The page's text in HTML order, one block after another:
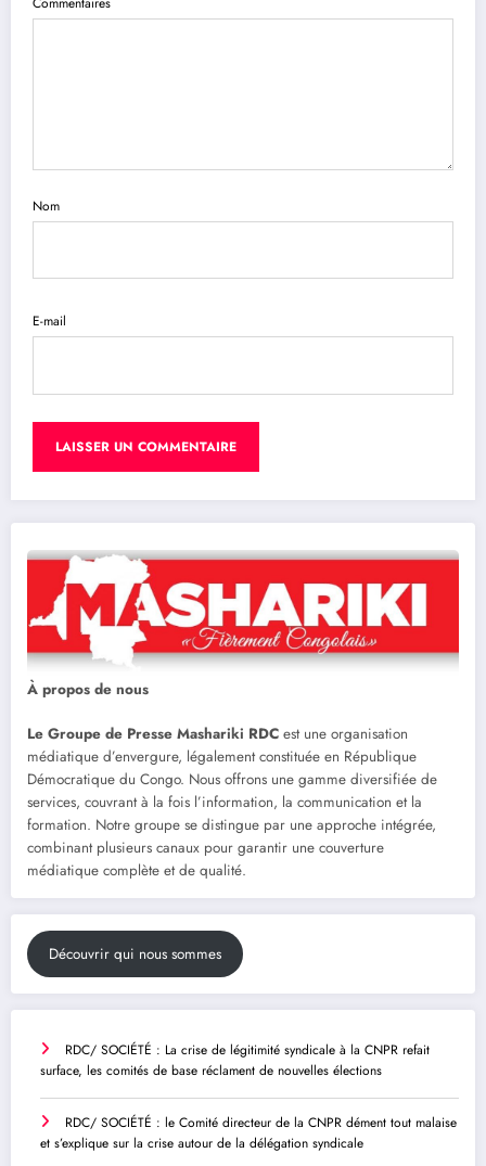
Nom
E-mail
À propos de nous
Le Groupe de Presse Mashariki RDC est une organisation
médiatique d’envergure, légalement constituée en République
Démocratique du Congo. Nous offrons une gamme diversifiée de
services, couvrant à la fois l’information, la communication et la
formation. Notre groupe se distingue par une approche intégrée,
combinant plusieurs canaux pour garantir une couverture
médiatique complète et de qualité.
Découvrir qui nous sommes
RDC/ SOCIÉTÉ : La crise de légitimité syndicale à la CNPR refait
surface, les comités de base réclament de nouvelles élections
RDC/ SOCIÉTÉ : le Comité directeur de la CNPR dément tout malaise
et s’explique sur la crise autour de la délégation syndicale